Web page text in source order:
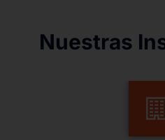
Nuestras